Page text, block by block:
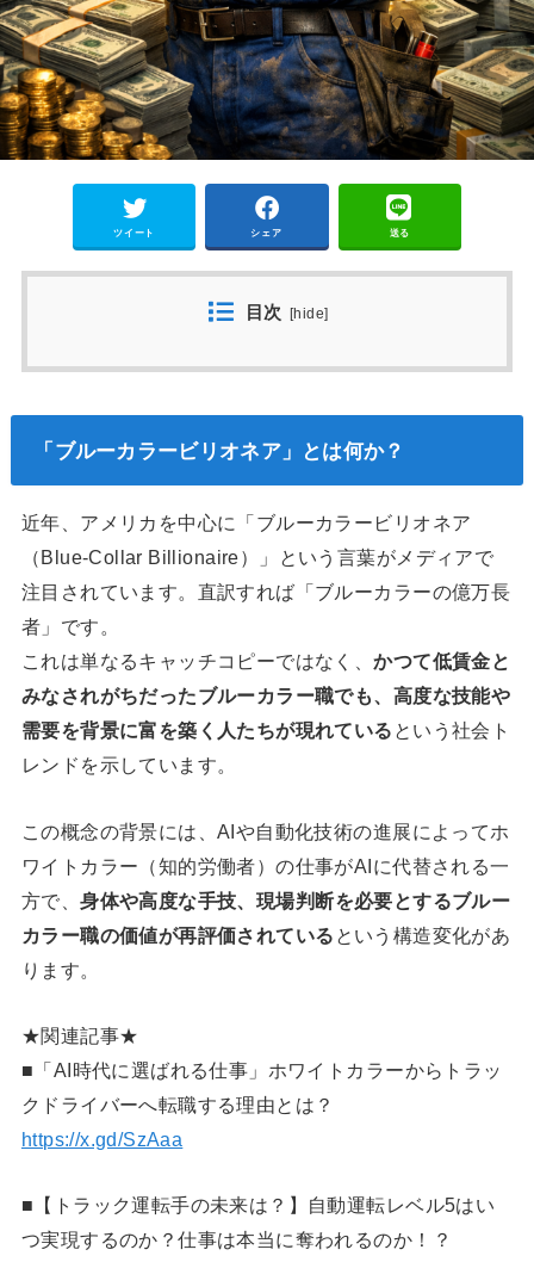
ツイート シェア 送る
目次 [hide]
「ブルーカラービリオネア」とは何か？
近年、アメリカを中心に「ブルーカラービリオネア
（Blue-Collar Billionaire）」という言葉がメディアで
注目されています。直訳すれば「ブルーカラーの億万長
者」です。
これは単なるキャッチコピーではなく、かつて低賃金と
みなされがちだったブルーカラー職でも、高度な技能や
需要を背景に富を築く人たちが現れている という社会ト
レンドを示しています。
この概念の背景には、AIや自動化技術の進展によってホ
ワイトカラー（知的労働者）の仕事がAIに代替される一
方で、身体や高度な手技、現場判断を必要とするブルー
カラー職の価値が再評価されている という構造変化があ
ります。
★関連記事★
■「AI時代に選ばれる仕事」ホワイトカラーからトラッ
クドライバーへ転職する理由とは？
https://x.gd/SzAaa
■【トラック運転手の未来は？】自動運転レベル5はい
つ実現するのか？仕事は本当に奪われるのか！？